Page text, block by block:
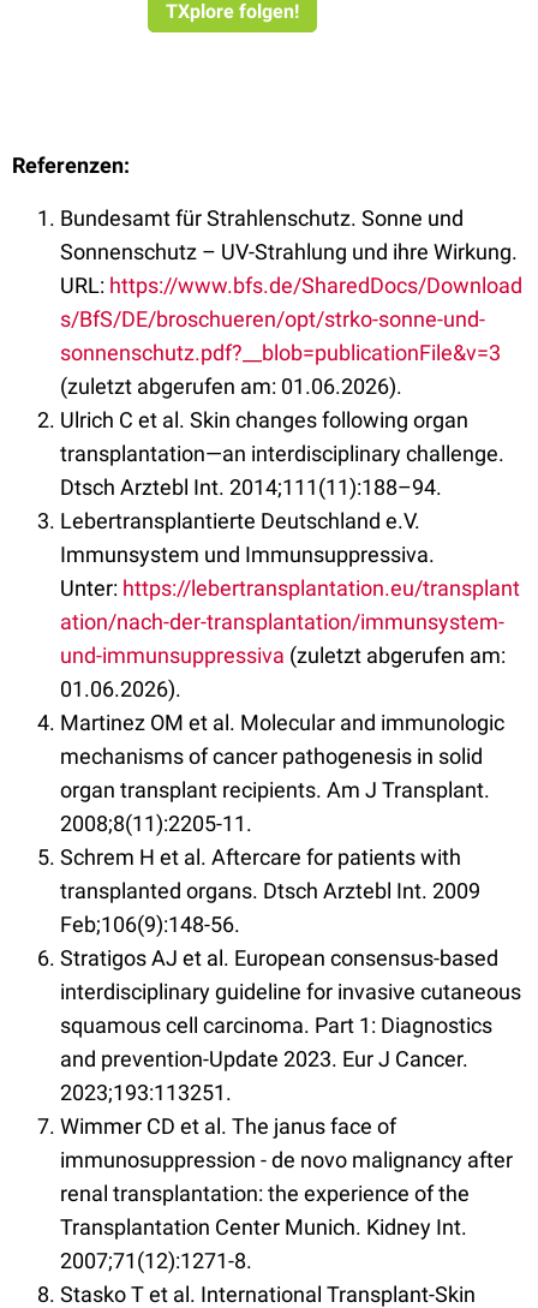
TXplore folgen!
Referenzen:
Bundesamt für Strahlenschutz. Sonne und
Sonnenschutz – UV-Strahlung und ihre Wirkung.
URL: https://www.bfs.de/SharedDocs/Download
s/BfS/DE/broschueren/opt/strko-sonne-und-
sonnenschutz.pdf?__blob=publicationFile&v=3
(zuletzt abgerufen am: 01.06.2026).
Ulrich C et al. Skin changes following organ
transplantation—an interdisciplinary challenge.
Dtsch Arztebl Int. 2014;111(11):188–94.
Lebertransplantierte Deutschland e.V.
Immunsystem und Immunsuppressiva.
Unter: https://lebertransplantation.eu/transplant
ation/nach-der-transplantation/immunsystem-
und-immunsuppressiva (zuletzt abgerufen am:
01.06.2026).
Martinez OM et al. Molecular and immunologic
mechanisms of cancer pathogenesis in solid
organ transplant recipients. Am J Transplant.
2008;8(11):2205-11.
Schrem H et al. Aftercare for patients with
transplanted organs. Dtsch Arztebl Int. 2009
Feb;106(9):148-56.
Stratigos AJ et al. European consensus-based
interdisciplinary guideline for invasive cutaneous
squamous cell carcinoma. Part 1: Diagnostics
and prevention-Update 2023. Eur J Cancer.
2023;193:113251.
Wimmer CD et al. The janus face of
immunosuppression - de novo malignancy after
renal transplantation: the experience of the
Transplantation Center Munich. Kidney Int.
2007;71(12):1271-8.
Stasko T et al. International Transplant-Skin